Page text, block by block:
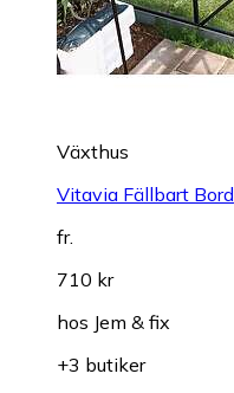
Växthus
Vitavia Fällbart Bord
fr.
710 kr
hos Jem & fix
+3 butiker